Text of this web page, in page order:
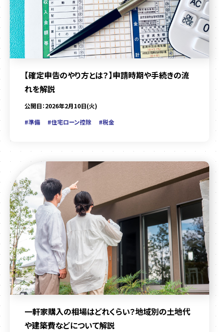
【確定申告のやり方とは？】申請時期や手続きの流
れを解説
公開日：2026年2月10日(火)
#準備
#住宅ローン控除 #税金
一軒家購入の相場はどれくらい？地域別の土地代
や建築費などについて解説